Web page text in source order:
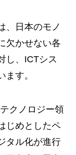
、日本のモノ
欠かせない各
し、ICTシス
す。
クノロジー領
じめとしたペ
タル化が進行